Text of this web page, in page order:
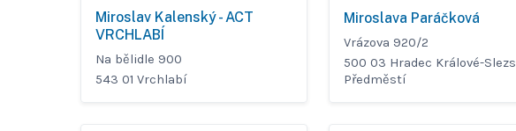
Miroslav Kalenský - ACT
VRCHLABÍ
Na bělidle 900
543 01 Vrchlabí
Miroslava Paráčková
Vrázova 920/2
500 03 Hradec Králové-
Předměstí